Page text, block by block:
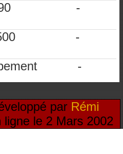
-
-
-
par Rémi
le 2 Mars 2002